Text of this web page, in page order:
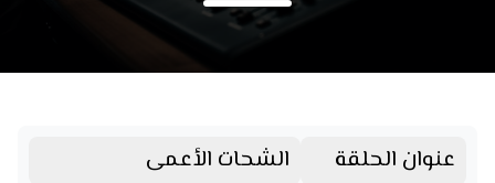
عنوان الحلقة
الشحات الأعمى